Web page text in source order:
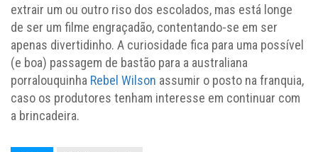
extrair um ou outro riso dos escolados, mas está longe
de ser um filme engraçadão, contentando-se em ser
apenas divertidinho. A curiosidade fica para uma possível
(e boa) passagem de bastão para a australiana
porralouquinha Rebel Wilson assumir o posto na franquia,
caso os produtores tenham interesse em continuar com
a brincadeira.